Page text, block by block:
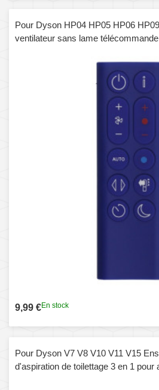
Pour Dyson HP04 HP05 HP06
ventilateur sans lame
9,99 €En stock
Pour Dyson V7 V8 V10 V11 V15
d'aspiration de toilettage 3 en 1 pour